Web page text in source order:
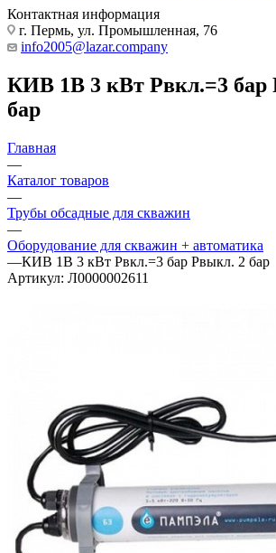
Контактная информация
г. Пермь, ул. Промышленная, 76
info2005@lazar.company
КИВ 1В 3 кВт Рвкл.=3 бар
бар
Главная
—
Каталог товаров
—
Трубы обсадные для скважин
—
Оборудование для скважин + автоматика
—КИВ 1В 3 кВт Рвкл.=3 бар Рвыкл. 2 бар
Артикул: Л0000002611